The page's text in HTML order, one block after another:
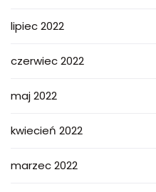
lipiec 2022
czerwiec 2022
maj 2022
kwiecień 2022
marzec 2022